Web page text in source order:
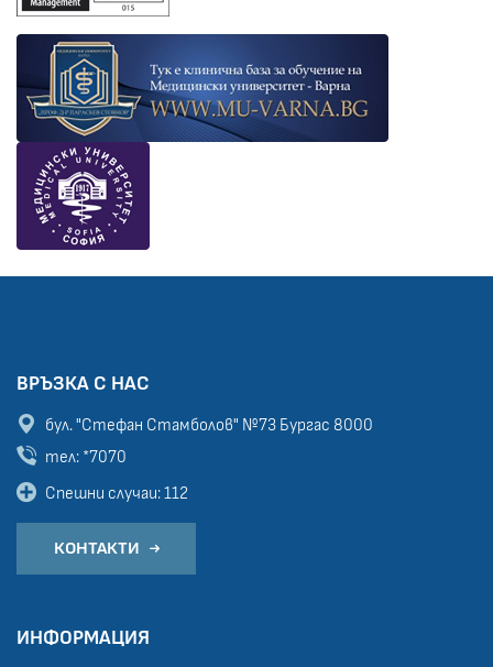
ВРЪЗКА С НАС
бул. "Стефан Стамболов" №73 Бургас 8000
тел: *7070
Спешни случаи: 112
КОНТАКТИ
ИНФОРМАЦИЯ